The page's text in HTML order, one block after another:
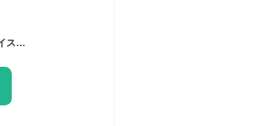
ギガシャキ 50mL×10本 ＊ハウスウェルネスフーズ/スパイスの刺激で眠気スッキリ！つらいシーンをサポート/香辛料抽出物(ショウガ/トウガラシ) カフェイン/クロシン/アルギニン/ジンジャーレモン味/無果汁/非炭酸飲料